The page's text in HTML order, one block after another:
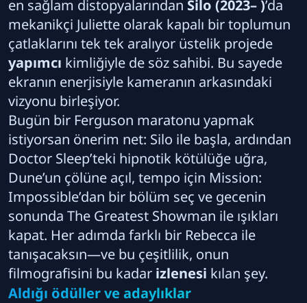
en sağlam distopyalarından Silo (2023– )’da
mekanikçi Juliette olarak kapalı bir toplumun
çatlaklarını tek tek aralıyor üstelik projede
yapımcı kimliğiyle de söz sahibi. Bu sayede
ekranın enerjisiyle kameranın arkasındaki
vizyonu birleşiyor.
Bugün bir Ferguson maratonu yapmak
istiyorsan önerim net: Silo ile başla, ardından
Doctor Sleep’teki hipnotik kötülüğe uğra,
Dune’un çölüne açıl, tempo için Mission:
Impossible’dan bir bölüm seç ve gecenin
sonunda The Greatest Showman ile ışıkları
kapat. Her adımda farklı bir Rebecca ile
tanışacaksın—ve bu çeşitlilik, onun
filmografisini bu kadar izlenesi kılan şey.
Aldığı ödüller ve adaylıklar